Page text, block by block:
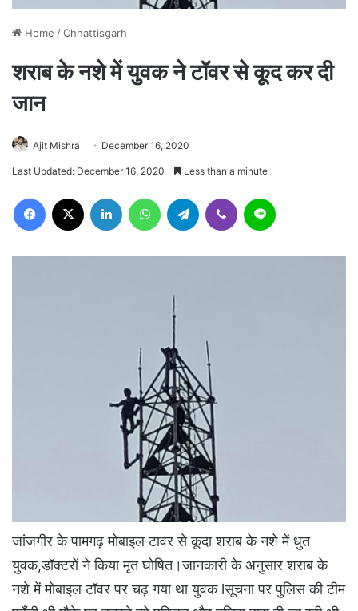
Home /Chhattisgarh
शराब के नशे में युवक ने टॉवर से कूद कर दी
जान
Ajit Mishra December 16, 2020
Last Updated: December 16, 2020 Less than a minute
Facebook LinkedIn WhatsAppTelegram Viber
जांजगीर के पामगढ़ मोबाइल टावर से कूदा शराब के नशे में धुत
युवक,डॉक्टरों ने किया मृत घोषित।जानकारी के अनुसार शराब के
नशे में मोबाइल टॉवर पर चढ़ गया था युवक lसूचना पर पुलिस की टीम